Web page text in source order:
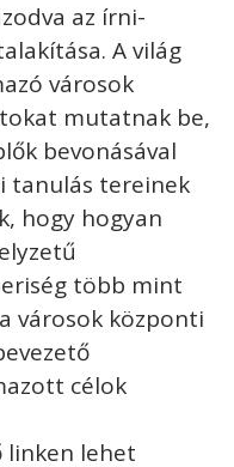
az írni-
A világ
városok
mutatnak be,
bevonásával
tanulás tereinek
hogy hogyan
több mint
városok központi
célok
linken lehet